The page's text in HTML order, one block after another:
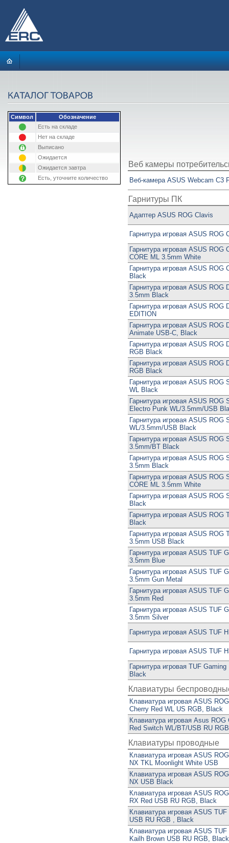
Символ
Обозначение
Есть на складе
Нет на складе
Выписано
Ожидается
Ожидается завтра
Есть, уточните количество
Веб камеры
Веб-камера ASUS Webcam C3
Гарнитуры ПК
Адаптер ASUS ROG Clavis
Гарнитура игровая ASUS ROG
Гарнитура игровая ASUS ROG
CORE ML 3.5mm White
Гарнитура игровая ASUS ROG
Black
Гарнитура игровая ASUS ROG
3.5mm Black
Гарнитура игровая ASUS ROG
EDITION
Гарнитура игровая ASUS ROG
Animate USB-C, Black
Гарнитура игровая ASUS ROG
RGB Black
Гарнитура игровая ASUS ROG
RGB Black
Гарнитура игровая ASUS ROG
WL Black
Гарнитура игровая ASUS ROG
Electro Punk WL/3.5mm/USB
Гарнитура игровая ASUS ROG
WL/3.5mm/USB Black
Гарнитура игровая ASUS ROG
3.5mm/BT Black
Гарнитура игровая ASUS ROG
3.5mm Black
Гарнитура игровая ASUS ROG
CORE ML 3.5mm White
Гарнитура игровая ASUS ROG
Black
Гарнитура игровая ASUS ROG
Black
Гарнитура игровая ASUS ROG
3.5mm USB Black
Гарнитура игровая ASUS TUF
3.5mm Blue
Гарнитура игровая ASUS TUF
3.5mm Gun Metal
Гарнитура игровая ASUS TUF
3.5mm Red
Гарнитура игровая ASUS TUF
3.5mm Silver
Гарнитура игровая ASUS TUF
Гарнитура игровая ASUS TUF
Гарнитура игровая TUF
Black
Клавиатуры
Клавиатура игровая ASUS
Cherry Red WL US RGB, Black
Клавиатура игровая Asus
Red Switch WL/BT/USB RU
Клавиатуры проводные
Клавиатура игровая ASUS
NX TKL Moonlight White USB
Клавиатура игровая ASUS
NX USB Black
Клавиатура игровая ASUS
RX Red USB RU RGB, Black
Клавиатура игровая ASUS
USB RU RGB , Black
Клавиатура игровая ASUS
Kailh Brown USB RU RGB, Black